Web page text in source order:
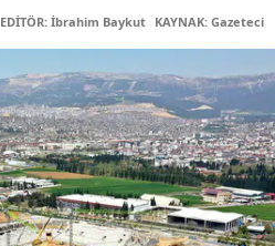
EDİTÖR: İbrahim Baykut KAYNAK: Gazetecin